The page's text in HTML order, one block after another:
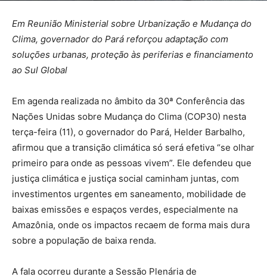
Em Reunião Ministerial sobre Urbanização e Mudança do
Clima, governador do Pará reforçou adaptação com
soluções urbanas, proteção às periferias e financiamento
ao Sul Global
Em agenda realizada no âmbito da 30ª Conferência das
Nações Unidas sobre Mudança do Clima (COP30) nesta
terça-feira (11), o governador do Pará, Helder Barbalho,
afirmou que a transição climática só será efetiva “se olhar
primeiro para onde as pessoas vivem”. Ele defendeu que
justiça climática e justiça social caminham juntas, com
investimentos urgentes em saneamento, mobilidade de
baixas emissões e espaços verdes, especialmente na
Amazônia, onde os impactos recaem de forma mais dura
sobre a população de baixa renda.
A fala ocorreu durante a Sessão Plenária de